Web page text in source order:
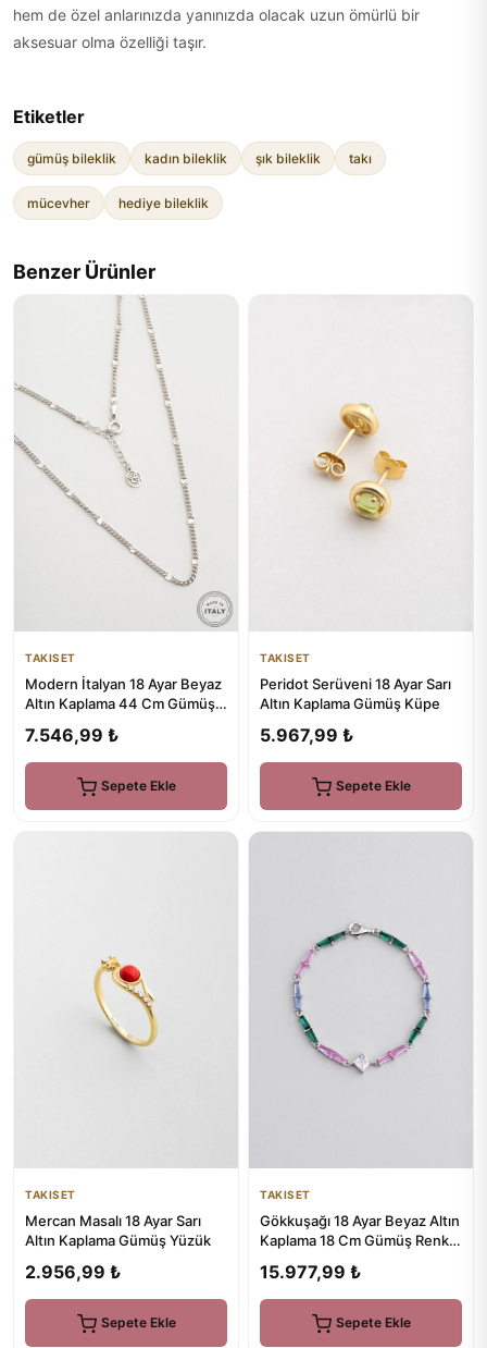
hem de özel anlarınızda yanınızda olacak uzun ömürlü bir
aksesuar olma özelliği taşır.
Etiketler
gümüş bileklik kadın bileklik şık bileklik takı
mücevher hediye bileklik
Benzer Ürünler
TAKISET
Modern İtalyan 18 Ayar Beyaz
Altın Kaplama 44 Cm Gümüş
7.546,99 ₺
Sepete Ekle
TAKISET
Peridot Serüveni 18 Ayar Sarı
Altın Kaplama Gümüş Küpe
5.967,99 ₺
Sepete Ekle
TAKISET
Mercan Masalı 18 Ayar Sarı
Altın Kaplama Gümüş Yüzük
2.956,99 ₺
Sepete Ekle
TAKISET
Gökkuşağı 18 Ayar Beyaz Altın
Kaplama 18 Cm Gümüş Renkli
15.977,99 ₺
Sepete Ekle